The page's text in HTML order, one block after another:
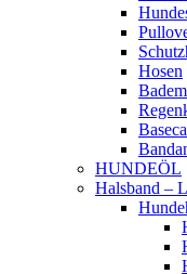
Hosen
HUNDEÖL
Halsband –